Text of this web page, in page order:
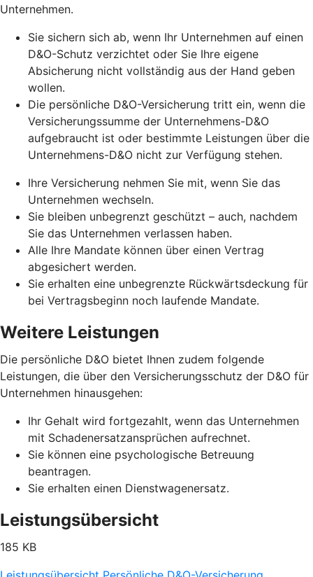
Unternehmen.
Sie sichern sich ab, wenn Ihr Unternehmen auf einen
D&O-Schutz verzichtet oder Sie Ihre eigene
Absicherung nicht vollständig aus der Hand geben
wollen.
Die persönliche D&O-Versicherung tritt ein, wenn die
Versicherungssumme der Unternehmens-D&O
aufgebraucht ist oder bestimmte Leistungen über die
Unternehmens-D&O nicht zur Verfügung stehen.
Ihre Versicherung nehmen Sie mit, wenn Sie das
Unternehmen wechseln.
Sie bleiben unbegrenzt geschützt – auch, nachdem
Sie das Unternehmen verlassen haben.
Alle Ihre Mandate können über einen Vertrag
abgesichert werden.
Sie erhalten eine unbegrenzte Rückwärtsdeckung für
bei Vertragsbeginn noch laufende Mandate.
Weitere Leistungen
Die persönliche D&O bietet Ihnen zudem folgende
Leistungen, die über den Versicherungsschutz der D&O für
Unternehmen hinausgehen:
Ihr Gehalt wird fortgezahlt, wenn das Unternehmen
mit Schadenersatzansprüchen aufrechnet.
Sie können eine psychologische Betreuung
beantragen.
Sie erhalten einen Dienstwagenersatz.
Leistungsübersicht
185 KB